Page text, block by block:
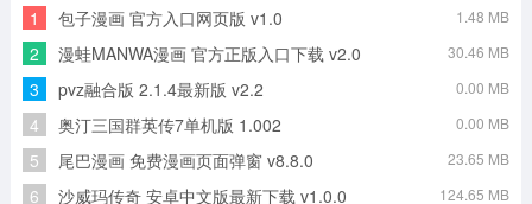
1 包子漫画 官方入口网页版 v1.0 1.48 MB
2 漫蛙MANWA漫画 官方正版入口下载 v2.0 30.46 MB
3 pvz融合版 2.1.4最新版 v2.2 0.00 MB
4 奥汀三国群英传7单机版 1.002 0.00 MB
5 尾巴漫画 免费漫画页面弹窗 v8.8.0 23.65 MB
6 沙威玛传奇 安卓中文版最新下载 v1.0.0 124.65 MB